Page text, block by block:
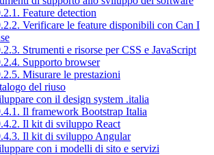
Feature detection
Verificare le feature disponibili con Can I
Strumenti e risorse per CSS e JavaScript
Supporto browser
Misurare le prestazioni
del riuso
con il design system .italia
Il framework Bootstrap Italia
Il kit di sviluppo React
Il kit di sviluppo Angular
con i modelli di sito e servizi